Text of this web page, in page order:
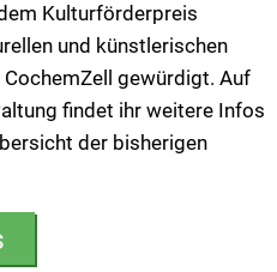
Kulturförderpreis
und künstlerischen
gewürdigt. Auf
findet ihr weitere Infos
der bisherigen